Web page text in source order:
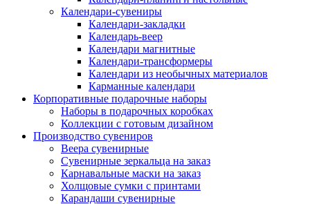
Календари-сувениры
Календари-закладки
Календарь-веер
Календари магнитные
Календари-трансформеры
Календари из необычных материалов
Карманные календари
Корпоративные подарочные наборы
Наборы в подарочных коробках
Коллекции с готовым дизайном
Производство сувениров
Веера сувенирные
Сувенирные зеркальца на заказ
Карнавальные маски на заказ
Холщовые сумки с принтами
Карандаши сувенирные